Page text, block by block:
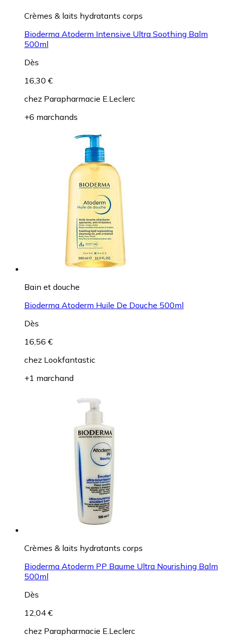
Crèmes & laits hydratants corps
Bioderma Atoderm Intensive Ultra Soothing Balm
500ml
Dès
16,30 €
chez Parapharmacie E.Leclerc
+6 marchands
Bain et douche
Bioderma Atoderm Huile De Douche 500ml
Dès
16,56 €
chez Lookfantastic
+1 marchand
Crèmes & laits hydratants corps
Bioderma Atoderm PP Baume Ultra Nourishing Balm
500ml
Dès
12,04 €
chez Parapharmacie E.Leclerc